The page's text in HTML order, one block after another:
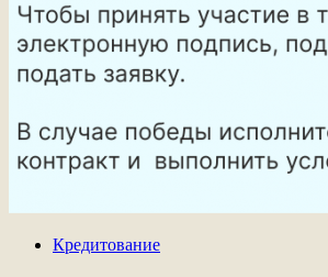
Кредитование